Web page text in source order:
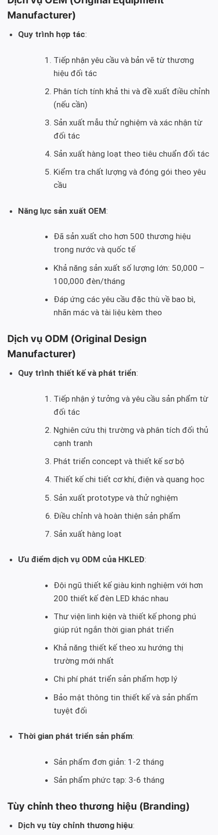
Manufacturer)
Quy trình hợp tác:
Tiếp nhận yêu cầu và bản vẽ từ thương
hiệu đối tác
Phân tích tính khả thi và đề xuất điều chỉnh
(nếu cần)
Sản xuất mẫu thử nghiệm và xác nhận từ
đối tác
Sản xuất hàng loạt theo tiêu chuẩn đối tác
Kiểm tra chất lượng và đóng gói theo yêu
cầu
Năng lực sản xuất OEM:
Đã sản xuất cho hơn 500 thương hiệu
trong nước và quốc tế
Khả năng sản xuất số lượng lớn: 50,000 –
100,000 đèn/tháng
Đáp ứng các yêu cầu đặc thù về bao bì,
nhãn mác và tài liệu kèm theo
Dịch vụ ODM (Original Design
Manufacturer)
Quy trình thiết kế và phát triển:
Tiếp nhận ý tưởng và yêu cầu sản phẩm từ
đối tác
Nghiên cứu thị trường và phân tích đối thủ
cạnh tranh
Phát triển concept và thiết kế sơ bộ
Thiết kế chi tiết cơ khí, điện và quang học
Sản xuất prototype và thử nghiệm
Điều chỉnh và hoàn thiện sản phẩm
Sản xuất hàng loạt
Ưu điểm dịch vụ ODM của HKLED:
Đội ngũ thiết kế giàu kinh nghiệm với hơn
200 thiết kế đèn LED khác nhau
Thư viện linh kiện và thiết kế phong phú
giúp rút ngắn thời gian phát triển
Khả năng thiết kế theo xu hướng thị
trường mới nhất
Chi phí phát triển sản phẩm hợp lý
Bảo mật thông tin thiết kế và sản phẩm
tuyệt đối
Thời gian phát triển sản phẩm:
Sản phẩm đơn giản: 1-2 tháng
Sản phẩm phức tạp: 3-6 tháng
Tùy chỉnh theo thương hiệu (Branding)
Dịch vụ tùy chỉnh thương hiệu: